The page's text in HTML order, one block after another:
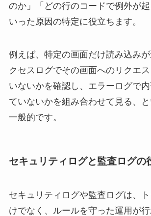
のか」「どの行のコードで例外が
いった原因の特定に役立ちます。
例えば、特定の画面だけ読み込み
クセスログでその画面へのリクエ
いないかを確認し、エラーログで
ていないかを組み合わせて見る、
一般的です。
セキュリティログと監査ログの
セキュリティログや監査ログは、
けでなく、ルールを守った運用が